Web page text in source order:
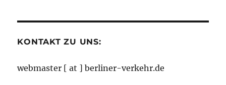
KONTAKT ZU UNS:
webmaster [ at ] berliner-verkehr.de